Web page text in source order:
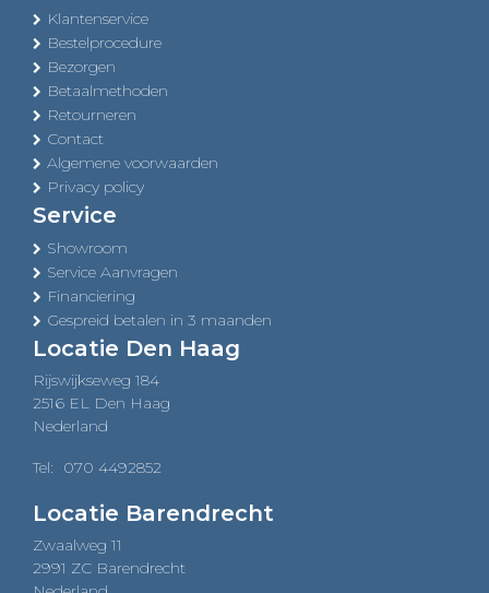
Klantenservice
Bestelprocedure
Bezorgen
Betaalmethoden
Retourneren
Contact
Algemene voorwaarden
Privacy policy
Service
Showroom
Service Aanvragen
Financiering
Gespreid betalen in 3 maanden
Locatie Den Haag
Rijswijkseweg 184
2516 EL Den Haag
Nederland
Tel: 070 4492852
Locatie Barendrecht
Zwaalweg 11
2991 ZC Barendrecht